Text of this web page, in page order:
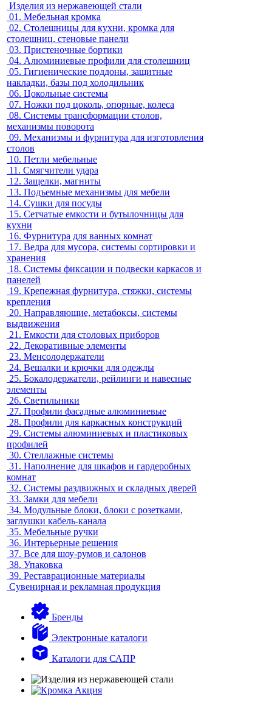
Изделия из нержавеющей стали
01. Мебельная кромка
02. Столешницы для кухни, кромка для
столешниц, стеновые панели
03. Пристеночные бортики
04. Алюминиевые профили для столешниц
05. Гигиенические поддоны, защитные
накладки, базы под холодильник
06. Цокольные системы
07. Ножки под цоколь, опорные, колеса
08. Системы трансформации столов,
механизмы поворота
09. Механизмы и фурнитура для изготовления
столов
10. Петли мебельные
11. Смягчители удара
12. Защелки, магниты
13. Подъемные механизмы для мебели
14. Сушки для посуды
15. Сетчатые емкости и бутылочницы для
кухни
16. Фурнитура для ванных комнат
17. Ведра для мусора, системы сортировки и
хранения
18. Системы фиксации и подвески каркасов и
панелей
19. Крепежная фурнитура, стяжки, системы
крепления
20. Направляющие, метабоксы, системы
выдвижения
21. Емкости для столовых приборов
22. Декоративные элементы
23. Менсолодержатели
24. Вешалки и крючки для одежды
25. Бокалодержатели, рейлинги и навесные
элементы
26. Светильники
27. Профили фасадные алюминиевые
28. Профили для каркасных конструкций
29. Системы алюминиевых и пластиковых
профилей
30. Стеллажные системы
31. Наполнение для шкафов и гардеробных
комнат
32. Системы раздвижных и складных дверей
33. Замки для мебели
34. Модульные блоки, блоки с розетками,
заглушки кабель-канала
35. Мебельные ручки
36. Интерьерные решения
37. Все для шоу-румов и салонов
38. Упаковка
39. Реставрационные материалы
Сувенирная и рекламная продукция
Бренды
Электронные каталоги
Каталоги для САПР